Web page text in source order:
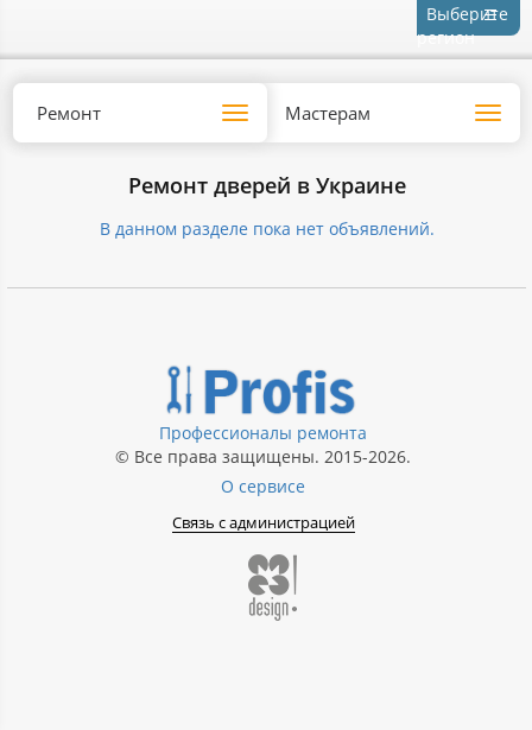
Выберите
регион
Toggle
navigation
Ремонт Мастерам
Ремонт дверей в Украине
В данном разделе пока нет объявлений.
Профессионалы ремонта
© Все права защищены. 2015-2026.
О сервисе
Связь с администрацией